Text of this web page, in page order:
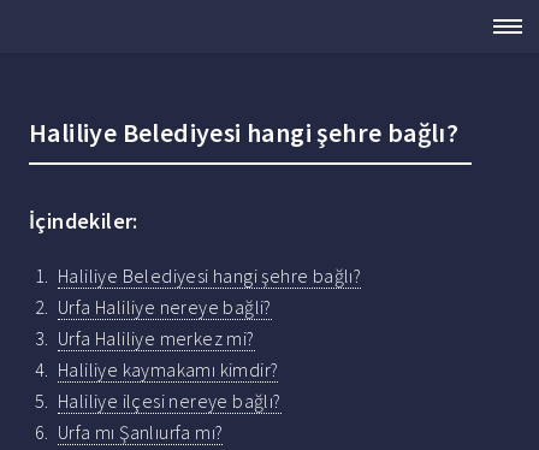
Haliliye Belediyesi hangi şehre bağlı?
İçindekiler:
Haliliye Belediyesi hangi şehre bağlı?
Urfa Haliliye nereye bağli?
Urfa Haliliye merkez mi?
Haliliye kaymakamı kimdir?
Haliliye ilçesi nereye bağlı?
Urfa mı Şanlıurfa mı?